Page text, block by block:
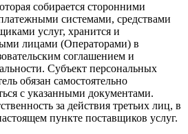
собирается сторонними
системами, средствами
услуг, хранится и
лицами (Операторами) в
соглашением и
Субъект персональных
обязан самостоятельно
с указанными документами.
за действия третьих лиц, в
пункте поставщиков услуг.